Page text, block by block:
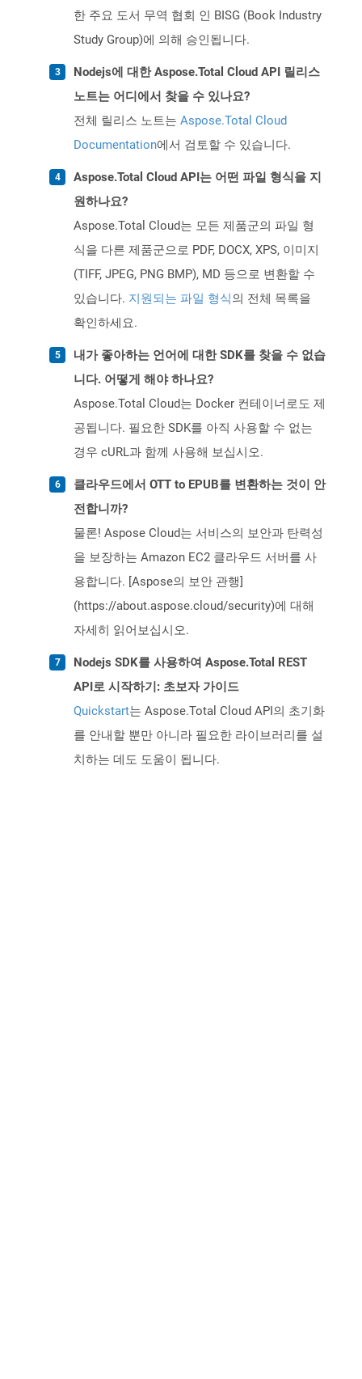
한 주요 도서 무역 협회 인 BISG (Book Industry
Study Group)에 의해 승인됩니다.
Nodejs에 대한 Aspose.Total Cloud API 릴리스
노트는 어디에서 찾을 수 있나요?
전체 릴리스 노트는 Aspose.Total Cloud
Documentation에서 검토할 수 있습니다.
Aspose.Total Cloud API는 어떤 파일 형식을 지
원하나요?
Aspose.Total Cloud는 모든 제품군의 파일 형
식을 다른 제품군으로 PDF, DOCX, XPS, 이미지
(TIFF, JPEG, PNG BMP), MD 등으로 변환할 수
있습니다. 지원되는 파일 형식의 전체 목록을
확인하세요.
내가 좋아하는 언어에 대한 SDK를 찾을 수 없습
니다. 어떻게 해야 하나요?
Aspose.Total Cloud는 Docker 컨테이너로도 제
공됩니다. 필요한 SDK를 아직 사용할 수 없는
경우 cURL과 함께 사용해 보십시오.
클라우드에서 OTT to EPUB를 변환하는 것이 안
전합니까?
물론! Aspose Cloud는 서비스의 보안과 탄력성
을 보장하는 Amazon EC2 클라우드 서버를 사
용합니다. [Aspose의 보안 관행]
(https://about.aspose.cloud/security)에 대해
자세히 읽어보십시오.
Nodejs SDK를 사용하여 Aspose.Total REST
API로 시작하기: 초보자 가이드
Quickstart는 Aspose.Total Cloud API의 초기화
를 안내할 뿐만 아니라 필요한 라이브러리를 설
치하는 데도 도움이 됩니다.